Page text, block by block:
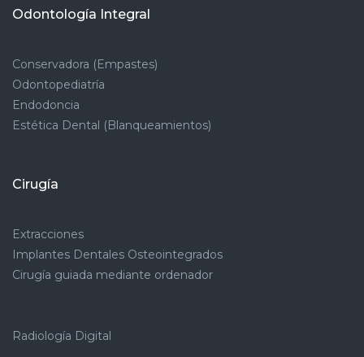
Odontología Integral
Conservadora (Empastes)
Odontopediatría
Endodoncia
Estética Dental (Blanqueamientos)
Cirugía
Extracciones
Implantes Dentales Osteointegrados
Cirugía guiada mediante ordenador
Radiología Digital